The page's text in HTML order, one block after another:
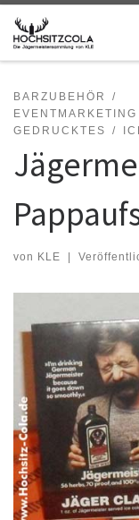
Zum Inhalt springen
BARZUBEHÖR
GEDRUCKTES
von KLE |